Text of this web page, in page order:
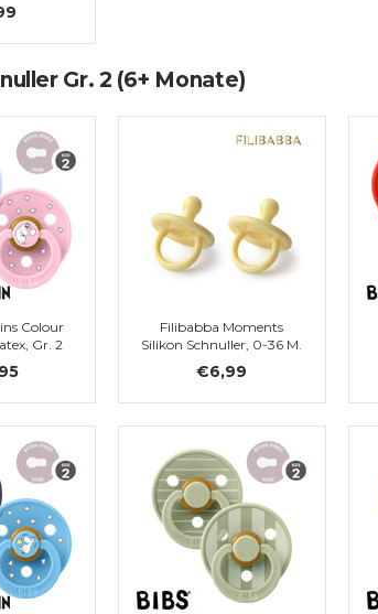
Gr. 2 (6+ Monate)
Colour
Gr. 2
Filibabba Moments
Silikon Schnuller, 0-36 M.
€6,99